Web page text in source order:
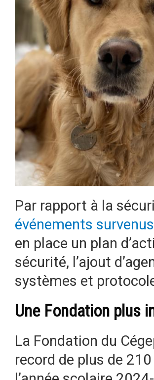
Par rapport à la
événements
en place un plan
sécurité, l’ajout
systèmes et
Une Fondation plus
La Fondation du
record de plus de